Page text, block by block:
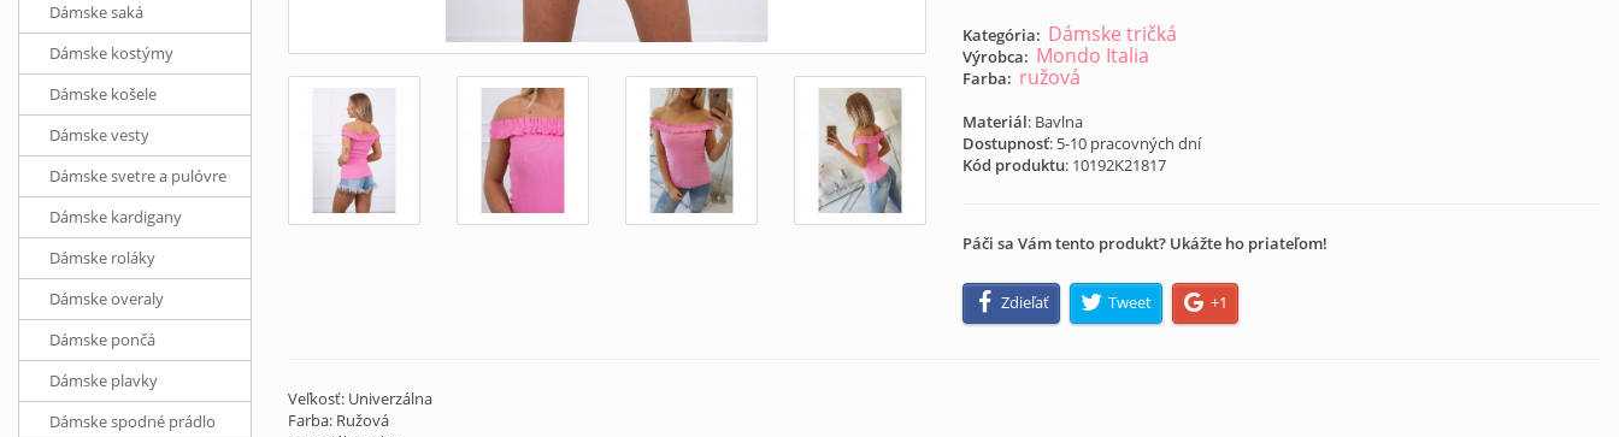
Kategória: Dámske tričká
Výrobca: Mondo Italia
Farba: ružová
Materiál: Bavlna
Dostupnosť: 5-10 pracovných dní
Kód produktu: 10192K21817
Páči sa Vám tento produkt? Ukážte ho priateľom!
Zdieľať Tweet +1
Veľkosť: Univerzálna
Farba: Ružová
Dámske saká
Dámske kostýmy
Dámske košele
Dámske vesty
Dámske svetre a pulóvre
Dámske kardigany
Dámske roláky
Dámske overaly
Dámske pončá
Dámske plavky
Dámske spodné prádlo